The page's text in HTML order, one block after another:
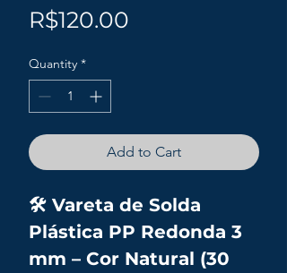
R$120.00
Quantity *
Add to Cart
🛠️ Vareta de Solda
Plástica PP Redonda 3
mm – Cor Natural (30